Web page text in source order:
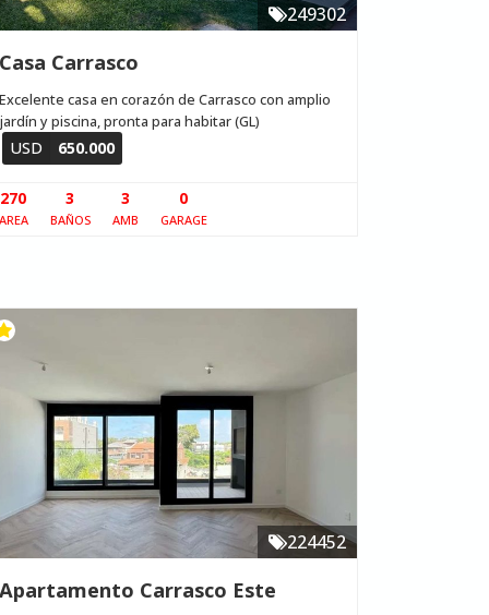
249302
Casa Carrasco
Excelente casa en corazón de Carrasco con amplio
jardín y piscina, pronta para habitar (GL)
USD 650.000
270
AREA
3
BAÑOS
3
AMB
0
GARAGE
224452
Apartamento Carrasco Este